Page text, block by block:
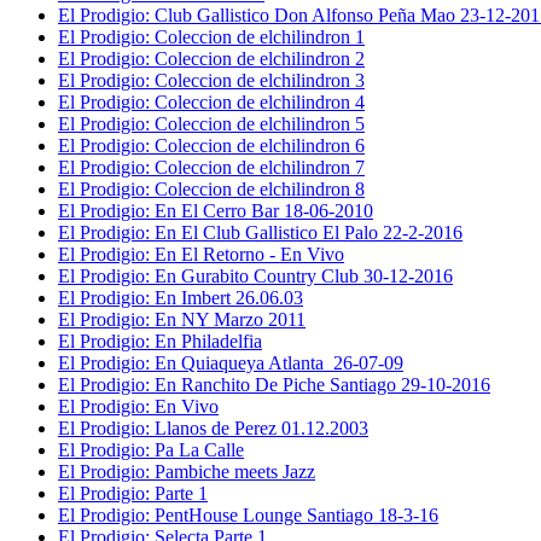
El Prodigio: Club Gallistico Don Alfonso Peña Mao 23-12-
El Prodigio: Coleccion de elchilindron 1
El Prodigio: Coleccion de elchilindron 2
El Prodigio: Coleccion de elchilindron 3
El Prodigio: Coleccion de elchilindron 4
El Prodigio: Coleccion de elchilindron 5
El Prodigio: Coleccion de elchilindron 6
El Prodigio: Coleccion de elchilindron 7
El Prodigio: Coleccion de elchilindron 8
El Prodigio: En El Cerro Bar 18-06-2010
El Prodigio: En El Club Gallistico El Palo 22-2-2016
El Prodigio: En El Retorno - En Vivo
El Prodigio: En Gurabito Country Club 30-12-2016
El Prodigio: En Imbert 26.06.03
El Prodigio: En NY Marzo 2011
El Prodigio: En Philadelfia
El Prodigio: En Quiaqueya Atlanta_26-07-09
El Prodigio: En Ranchito De Piche Santiago 29-10-2016
El Prodigio: En Vivo
El Prodigio: Llanos de Perez 01.12.2003
El Prodigio: Pa La Calle
El Prodigio: Pambiche meets Jazz
El Prodigio: Parte 1
El Prodigio: PentHouse Lounge Santiago 18-3-16
El Prodigio: Selecta Parte 1